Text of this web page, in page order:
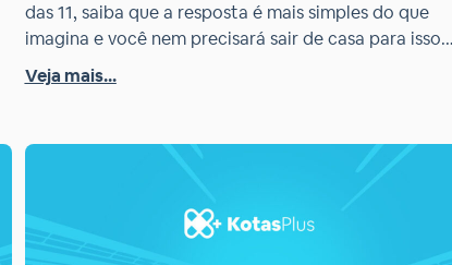
das 11, saiba que a resposta é mais simples do que
imagina e você nem precisará sair de casa para isso.
Com o Kotas Plus, parceiro oficial da Loteria Mineira,
você pode adquirir seus bilhetes de forma remota.
para […]
Veja mais...